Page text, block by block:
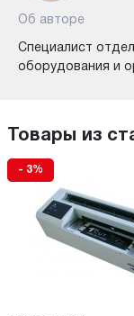
Об авторе
Специалист
оборудования и
Товары из
- 3%